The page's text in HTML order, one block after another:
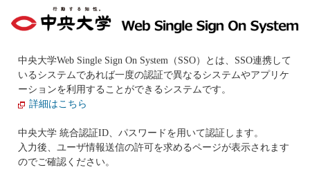
中央大学Web Single Sign On System（SSO）とは、SSO連携して
いるシステムであれば一度の認証で異なるシステムやアプリケ
ーションを利用することができるシステムです。
詳細はこちら
中央大学 統合認証ID、パスワードを用いて認証します。
入力後、ユーザ情報送信の許可を求めるページが表示されます
のでご確認ください。